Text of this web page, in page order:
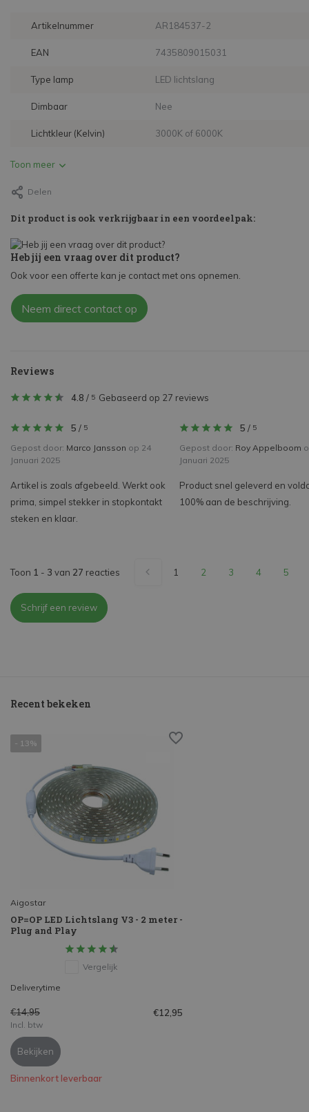
Artikelnummer AR184537-2
EAN 7435809015031
Type lamp LED lichtslang
Dimbaar Nee
Lichtkleur (Kelvin) 3000K of 6000K
Toon meer
Delen
Dit product is ook verkrijgbaar in een voordeelpak:
Heb jij een vraag over dit product?
Ook voor een offerte kan je contact met ons opnemen.
Neem direct contact op
Reviews
4.8 / 5 Gebaseerd op 27 reviews
5 / 5
Gepost door: Marco Jansson op 24
Januari 2025
Artikel is zoals afgebeeld. Werkt ook
prima, simpel stekker in stopkontakt
steken en klaar.
5 / 5
Gepost door: Roy Appelboom
Januari 2025
Product snel geleverd en
100% aan de beschrijving.
Toon 1 - 3 van 27 reacties 1 2 3 4 5
Schrijf een review
Recent bekeken
- 13%
Aigostar
OP=OP LED Lichtslang V3 - 2 meter -
Plug and Play
Vergelijk
Deliverytime
€14,95 €12,95
Incl. btw
Bekijken
Binnenkort leverbaar